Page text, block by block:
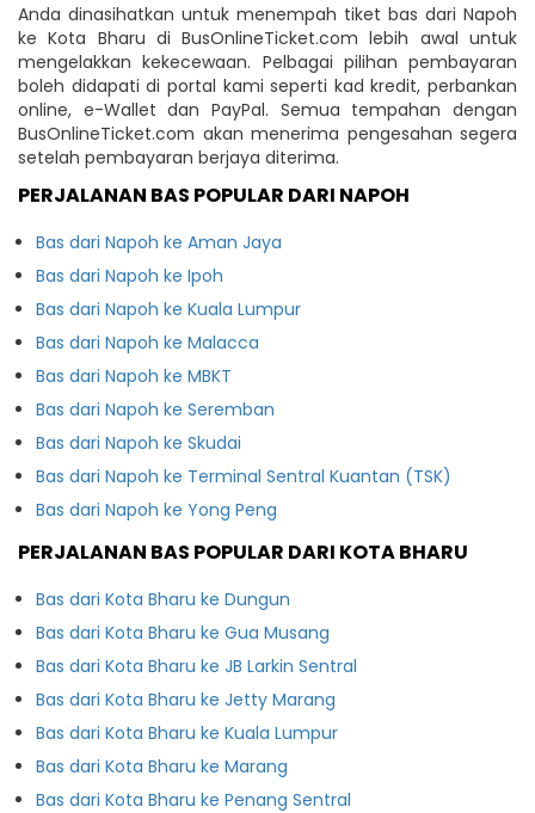
Anda dinasihatkan untuk menempah tiket bas dari Napoh
ke Kota Bharu di BusOnlineTicket.com lebih awal untuk
mengelakkan kekecewaan. Pelbagai pilihan pembayaran
boleh didapati di portal kami seperti kad kredit, perbankan
online, e-Wallet dan PayPal. Semua tempahan dengan
BusOnlineTicket.com akan menerima pengesahan segera
setelah pembayaran berjaya diterima.
PERJALANAN BAS POPULAR DARI NAPOH
Bas dari Napoh ke Aman Jaya
Bas dari Napoh ke Ipoh
Bas dari Napoh ke Kuala Lumpur
Bas dari Napoh ke Malacca
Bas dari Napoh ke MBKT
Bas dari Napoh ke Seremban
Bas dari Napoh ke Skudai
Bas dari Napoh ke Terminal Sentral Kuantan (TSK)
Bas dari Napoh ke Yong Peng
PERJALANAN BAS POPULAR DARI KOTA BHARU
Bas dari Kota Bharu ke Dungun
Bas dari Kota Bharu ke Gua Musang
Bas dari Kota Bharu ke JB Larkin Sentral
Bas dari Kota Bharu ke Jetty Marang
Bas dari Kota Bharu ke Kuala Lumpur
Bas dari Kota Bharu ke Marang
Bas dari Kota Bharu ke Penang Sentral